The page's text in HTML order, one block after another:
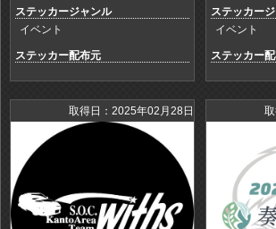
ステッカージャンル
イベント
ステッカー配布元
ステッカー
イベント
ステッカー
取得日：2025年02月28日